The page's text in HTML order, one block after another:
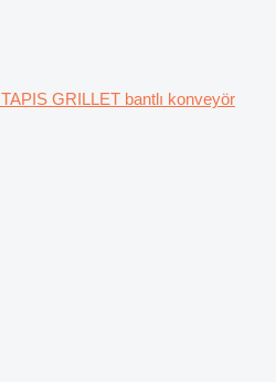
TAPIS GRILLET bantlı konveyör